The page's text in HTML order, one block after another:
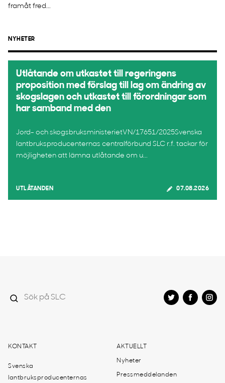
framåt fred...
NYHETER
Utlåtande om utkastet till regeringens
proposition med förslag till lag om ändring av
skogslagen och utkastet till förordningar som
har samband med den
Jord- och skogsbruksministerietVN/17651/2025Svenska
lantbruksproducenternas centralförbund SLC r.f. tackar för
möjligheten att lämna utlåtande om u...
UTLÅTANDEN 07.08.2026
KONTAKT
Svenska
lantbruksproducenternas
AKTUELLT
Nyheter
Pressmeddelanden